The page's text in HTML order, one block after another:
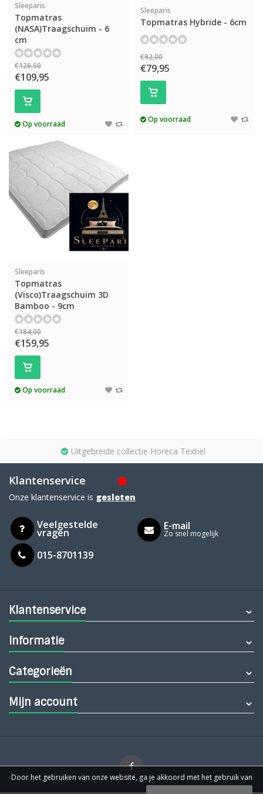
Sleeparis
Topmatras
(NASA)Traagschuim - 6
cm
€126,50
€109,95
Op voorraad
Sleeparis
Topmatras Hybride - 6cm
€92,00
€79,95
Op voorraad
Sleeparis
Topmatras
(Visco)Traagschuim 3D
Bamboo - 9cm
€184,00
€159,95
Op voorraad
Uitgebreide collectie Horeca Textiel
Klantenservice
Onze klantenservice is gesloten
Veelgestelde
vragen
015-8701139
E-mail
Zo snel mogelijk
Klantenservice
Informatie
Categorieën
Mijn account
Door het gebruiken van onze website, ga je akkoord met het gebruik van